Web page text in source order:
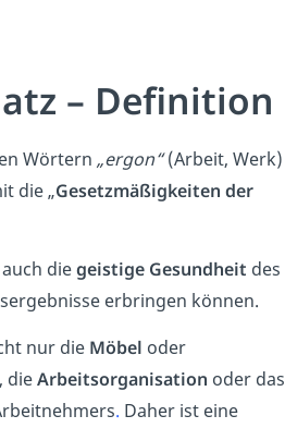
– Definition
Wörtern „ergon“(Arbeit, Werk)
die „Gesetzmäßigkeiten der
diegeistige Gesundheit des
erbringen können.
nur die Möbel oder
, dieArbeitsorganisation oder das
. Daher ist eine